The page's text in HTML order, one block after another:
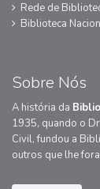
Rede de
Biblioteca
Sobre Nós
A história da
1935, quando o
Civil, fundou a
outros que lhe